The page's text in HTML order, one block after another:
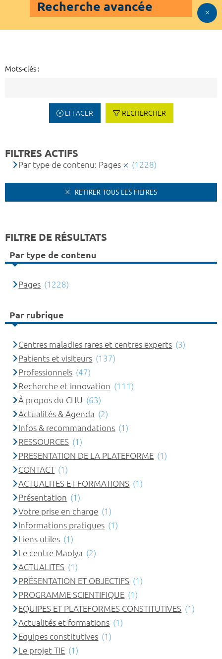
Recherche avancée
Mots-clés :
EFFACER RECHERCHER
FILTRES ACTIFS
Par type de contenu: Pages (1228)
RETIRER TOUS LES FILTRES
FILTRE DE RÉSULTATS
Par type de contenu
Pages (1228)
Par rubrique
Centres maladies rares et centres experts (3)
Patients et visiteurs (137)
Professionnels (47)
Recherche et innovation (111)
À propos du CHU (63)
Actualités & Agenda (2)
Infos & recommandations (1)
RESSOURCES (1)
PRESENTATION DE LA PLATEFORME (1)
CONTACT (1)
ACTUALITES ET FORMATIONS (1)
Présentation (1)
Votre prise en charge (1)
Informations pratiques (1)
Liens utiles (1)
Le centre Maolya (2)
ACTUALITES (1)
PRÉSENTATION ET OBJECTIFS (1)
PROGRAMME SCIENTIFIQUE (1)
EQUIPES ET PLATEFORMES CONSTITUTIVES (1)
Actualités et formations (1)
Equipes constitutives (1)
Le projet TIE (1)